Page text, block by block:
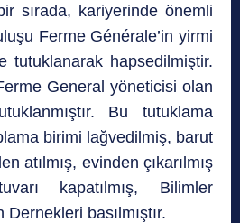
sırada, kariyerinde önemli
Ferme Générale’in yirmi
tutuklanarak hapsedilmiştir.
General yöneticisi olan
Bu tutuklama
birimi lağvedilmiş, barut
atılmış, evinden çıkarılmış
kapatılmış, Bilimler
basılmıştır.